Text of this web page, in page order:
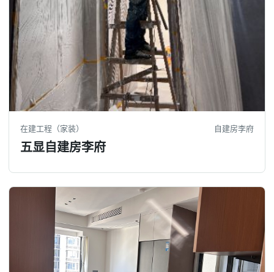
在建工程（家装） 自建房李府
五显自建房李府